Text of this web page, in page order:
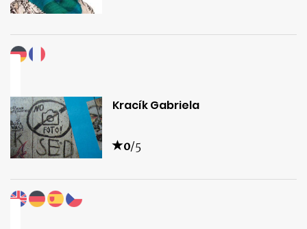
Kracík Gabriela
0/5